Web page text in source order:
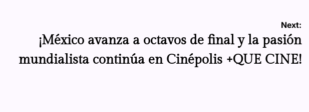
Next:
¡México avanza a octavos de final y la pasión
mundialista continúa en Cinépolis +QUE CINE!